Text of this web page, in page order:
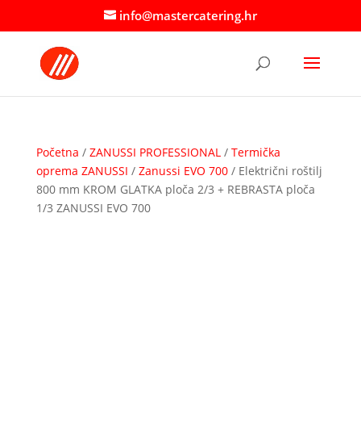
info@mastercatering.hr
Početna / ZANUSSI PROFESSIONAL / Termička
oprema ZANUSSI / Zanussi EVO 700/ Električni roštilj
800 mm KROM GLATKA ploča 2/3 + REBRASTA ploča
1/3 ZANUSSI EVO 700